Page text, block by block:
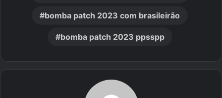
bomba patch 2023 com brasileirão
bomba patch 2023 ppsspp